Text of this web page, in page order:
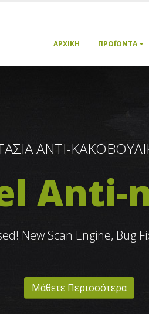
ΑΡΧΙΚΉ ΠΡΟΪΌΝΤΑ
ΑΝΤΙ-
Anti-
New Scan Engine, Bug
Μάθετε Περισσότερα